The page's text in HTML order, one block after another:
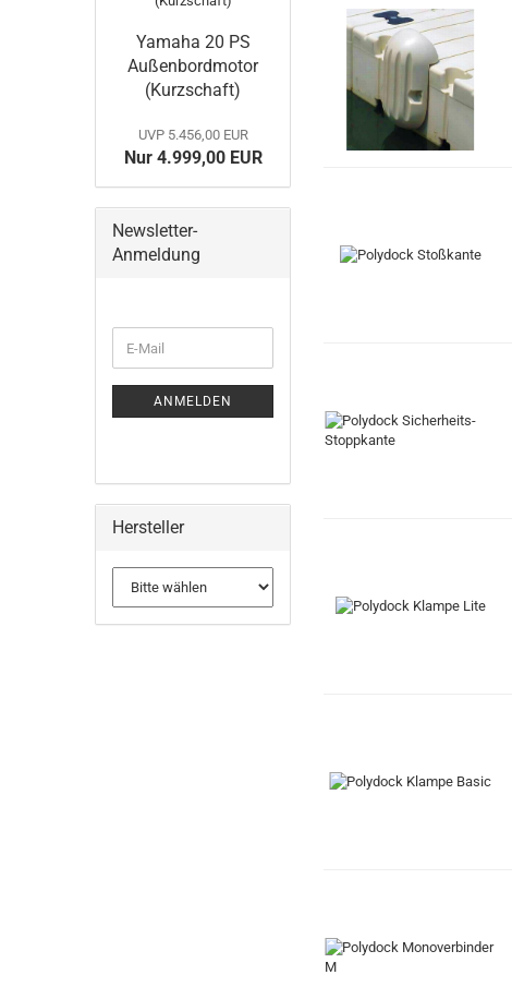
Yamaha 20 PS
Außenbordmotor
(Kurzschaft)
UVP 5.456,00 EUR
Nur 4.999,00 EUR
Newsletter-
Anmeldung
ZUR
ANMELDUNG
E-
Mail
ANMELDEN
Hersteller